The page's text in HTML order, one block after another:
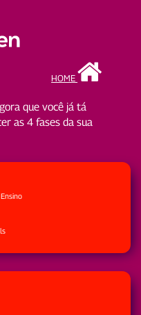
que você já tá
as 4 fases da sua
HOME